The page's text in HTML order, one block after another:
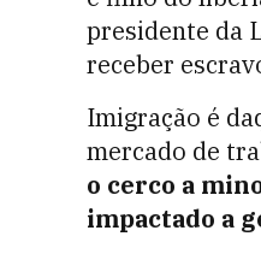
presidente da
receber
Imigração é
mercado de
o cerco a
impactado a